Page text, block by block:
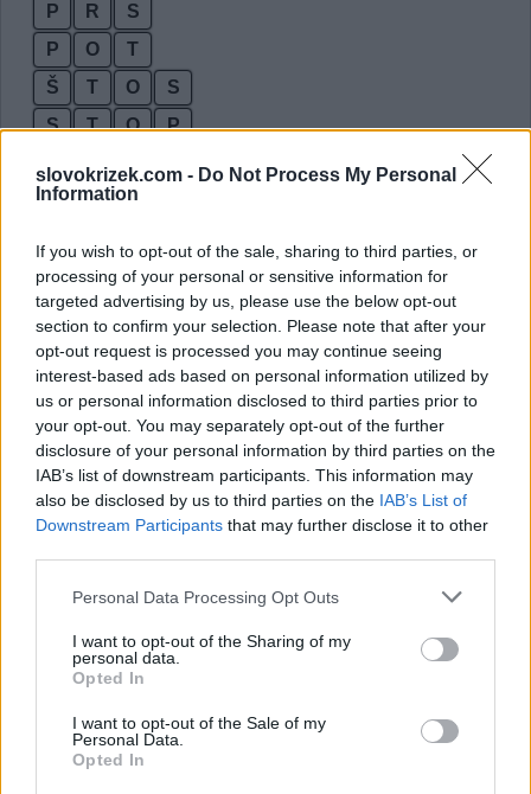
slovokrizek.com - Do Not Process My Personal
Information
If you wish to opt-out of the sale, sharing to third parties, or
processing of your personal or sensitive information for
targeted advertising by us, please use the below opt-out
section to confirm your selection. Please note that after your
opt-out request is processed you may continue seeing
interest-based ads based on personal information utilized by
us or personal information disclosed to third parties prior to
your opt-out. You may separately opt-out of the further
disclosure of your personal information by third parties on the
IAB’s list of downstream participants. This information may
also be disclosed by us to third parties on the IAB’s List of
Downstream Participants that may further disclose it to other
Personal Data Processing Opt Outs
I want to opt-out of the Sharing of my
personal data.
Opted In
I want to opt-out of the Sale of my
Personal Data.
Opted In
P
R
S
P
O
T
Š
T O
S
S
T O
P
Š
R O
R
O Š
P
R S
O
P
T
S
T R O
P
O S
Bonusová slova:
S P O R
T
S
P O
R
R S
VYHLEDEJTE DALŠÍ
ODPOVĚDI